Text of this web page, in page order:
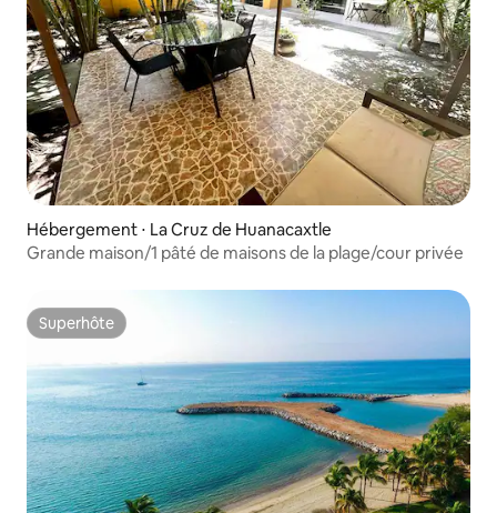
Hébergement ⋅ La Cruz de Huanacaxtle
Grande maison/1 pâté de maisons de la plage/cour privée
Superhôte
Superhôte